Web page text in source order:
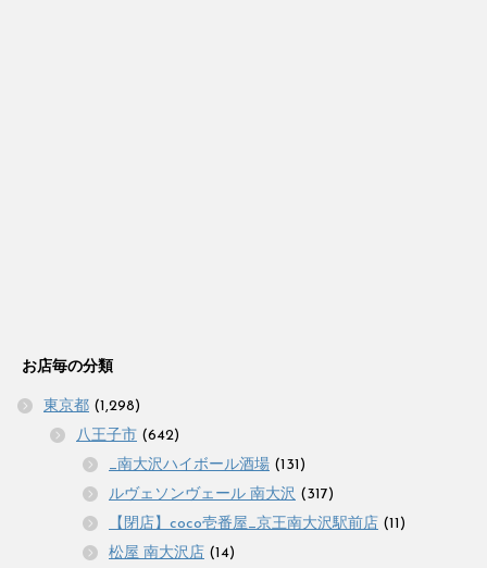
お店毎の分類
東京都 (1,298)
八王子市 (642)
_南大沢ハイボール酒場 (131)
ルヴェソンヴェール 南大沢 (317)
【閉店】coco壱番屋_京王南大沢駅前店 (11)
松屋 南大沢店 (14)